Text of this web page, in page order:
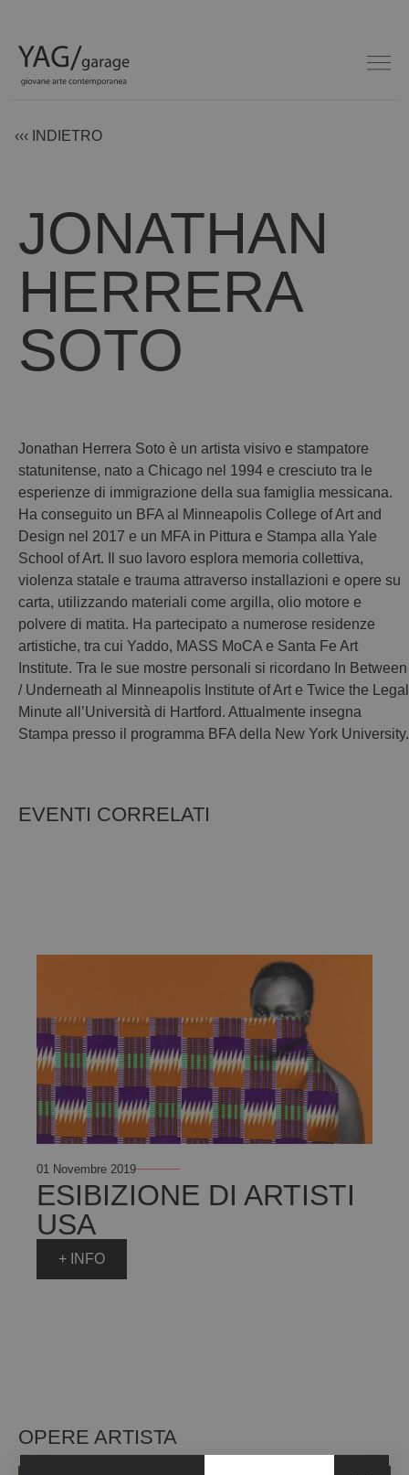
‹‹‹ INDIETRO
JONATHAN
HERRERA
SOTO
Jonathan Herrera Soto è un artista visivo e stampatore
statunitense, nato a Chicago nel 1994 e cresciuto tra le
esperienze di immigrazione della sua famiglia messicana.
Ha conseguito un BFA al Minneapolis College of Art and
Design nel 2017 e un MFA in Pittura e Stampa alla Yale
School of Art. Il suo lavoro esplora memoria collettiva,
violenza statale e trauma attraverso installazioni e opere su
carta, utilizzando materiali come argilla, olio motore e
polvere di matita. Ha partecipato a numerose residenze
artistiche, tra cui Yaddo, MASS MoCA e Santa Fe Art
Institute. Tra le sue mostre personali si ricordano In Between
/ Underneath al Minneapolis Institute of Art e Twice the Legal
Minute all’Università di Hartford. Attualmente insegna
Stampa presso il programma BFA della New York University.
EVENTI CORRELATI
01 Novembre 2019
ESIBIZIONE DI ARTISTI
USA
+ INFO
OPERE ARTISTA